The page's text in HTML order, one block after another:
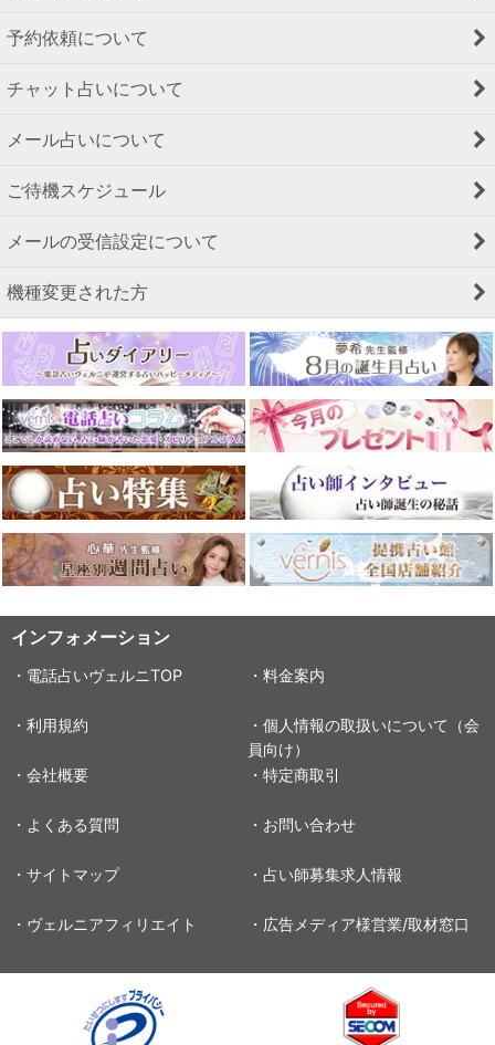
予約依頼について
チャット占いについて
メール占いについて
ご待機スケジュール
メールの受信設定について
機種変更された方
インフォメーション
・電話占いヴェルニTOP ・料金案内
・利用規約
・個人情報の取扱いについて（会
員向け）
・会社概要
・特定商取引
・よくある質問 ・お問い合わせ
・サイトマップ ・占い師募集求人情報
・ヴェルニアフィリエイト ・広告メディア様営業/取材窓口